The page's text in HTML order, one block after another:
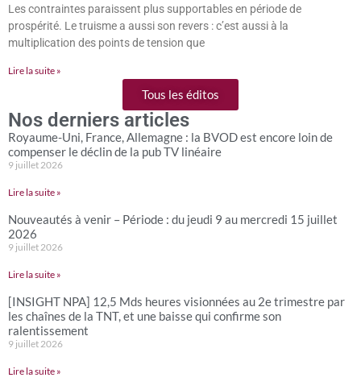
Les contraintes paraissent plus supportables en période de
prospérité. Le truisme a aussi son revers : c’est aussi à la
multiplication des points de tension que
Lire la suite »
Tous les éditos
Nos derniers articles
Royaume-Uni, France, Allemagne : la BVOD est encore loin de
compenser le déclin de la pub TV linéaire
9 juillet 2026
Lire la suite »
Nouveautés à venir – Période : du jeudi 9 au mercredi 15 juillet
2026
9 juillet 2026
Lire la suite »
[INSIGHT NPA] 12,5 Mds heures visionnées au 2e trimestre par
les chaînes de la TNT, et une baisse qui confirme son
ralentissement
9 juillet 2026
Lire la suite »